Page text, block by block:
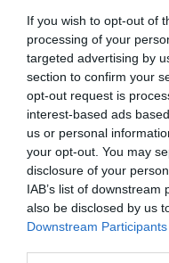
If you wish to opt-out of
processing of your
targeted advertising by
section to confirm your
opt-out request is
interest-based ads
us or personal
your opt-out. You may
disclosure of your
IAB’s list of
also be disclosed by us
Downstream Participants
the leaders of
#Lithuania, he
war in Yugoslavia.
to realise he’d
Baltics. ⁦
pic.twitter.com/
— Mark Lowen (@marklowen)
Dalia Grybauskaitė
Estonije in
potrebovali kar